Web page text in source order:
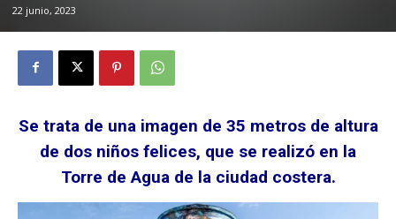
22 junio, 2023
Se trata de una imagen de 35 metros de altura
de dos niños felices, que se realizó en la
Torre de Agua de la ciudad costera.